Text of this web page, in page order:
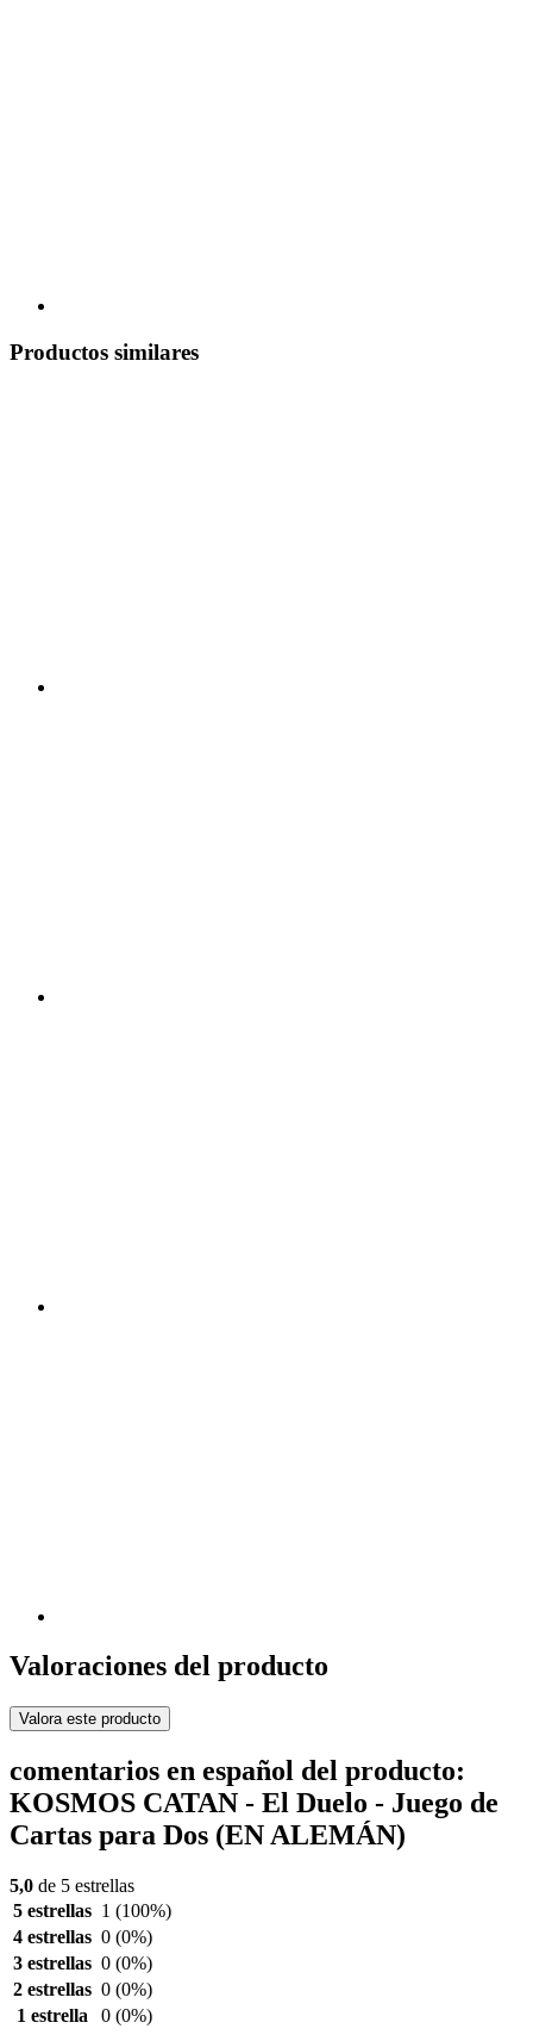
Productos similares
Valoraciones del producto
Valora este producto
comentarios en español del producto:
KOSMOS CATAN - El Duelo - Juego de
Cartas para Dos (EN ALEMÁN)
5,0 de 5 estrellas
5 estrellas 1 (100%)
4 estrellas 0 (0%)
3 estrellas 0 (0%)
2 estrellas 0 (0%)
1 estrella
0 (0%)